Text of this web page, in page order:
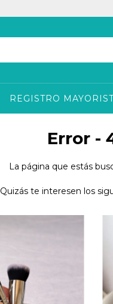
REGISTRO
Error -
La página que estás
Quizás te interesen los